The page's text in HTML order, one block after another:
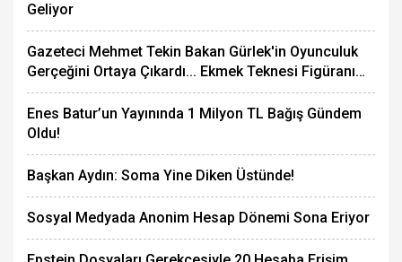
Geliyor
Gazeteci Mehmet Tekin Bakan Gürlek'in Oyunculuk
Gerçeğini Ortaya Çıkardı... Ekmek Teknesi Figüranı
Bakın Kim?
Enes Batur’un Yayınında 1 Milyon TL Bağış Gündem
Oldu!
Başkan Aydın: Soma Yine Diken Üstünde!
Sosyal Medyada Anonim Hesap Dönemi Sona Eriyor